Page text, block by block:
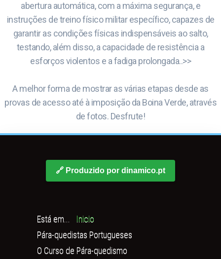
abertura automática, com a máxima segurança, e
instruções de treino físico militar específico, capazes de
garantir as condições físicas indispensáveis ao salto,
testando, além disso, a capacidade de resistência a
esforços violentos e a fadiga prolongada..>>
A melhor forma de mostrar as várias etapas desde as
provas de acesso até à imposição da Boina Verde, através
de fotos. Desfrute!
🔗 Produzido por dinamico.pt
Está em...
Inicio
Pára-quedistas Portugueses
O Curso de Pára-quedismo